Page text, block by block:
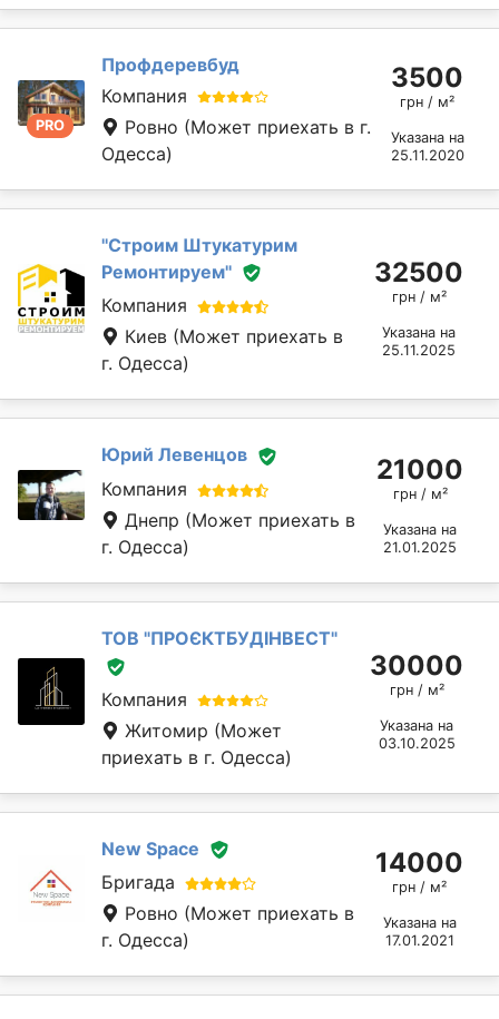
PRO
Профдеревбуд
Компания
Ровно (Может приехать в г.
Одесса)
3500
грн / м²
Указана на
25.11.2020
''Строим Штукатурим
Ремонтируем''
Компания
Киев (Может приехать в
г. Одесса)
32500
грн / м²
Указана на
25.11.2025
Юрий Левенцов
Компания
Днепр (Может приехать в
г. Одесса)
21000
грн / м²
Указана на
21.01.2025
ТОВ "ПРОЄКТБУДІНВЕСТ"
Компания
Житомир (Может
приехать в г. Одесса)
30000
грн / м²
Указана на
03.10.2025
New Space
Бригада
Ровно (Может приехать в
г. Одесса)
14000
грн / м²
Указана на
17.01.2021